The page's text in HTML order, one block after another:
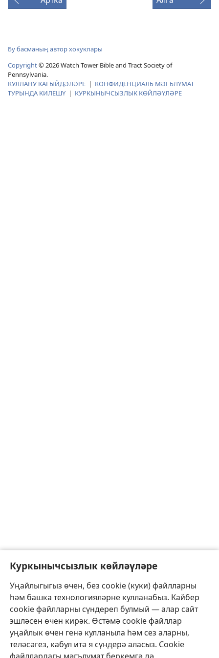
Куркынычсызлык көйләүләре
Уңайлыгыгыз өчен, без cookie (куки) файлларны
һәм башка технологияләрне кулланабыз. Кайбер
cookie файлларны сүндереп булмый — алар сайт
эшләсен өчен кирәк. Өстәмә cookie файллар
уңайлык өчен генә кулланыла һәм сез аларны,
теләсәгез, кабул итә я сүндерә аласыз. Cookie
Бу басманың автор хокуклары
Copyright© 2026 Watch Tower Bible and Tract Society of
Pennsylvania.
КУЛЛАНУ КАГЫЙДӘЛӘРЕ | КОНФИДЕНЦИАЛЬ МӘГЪЛҮМАТ
ТУРЫНДА КИЛЕШҮ | КУРКЫНЫЧСЫЗЛЫК КӨЙЛӘҮЛӘРЕ